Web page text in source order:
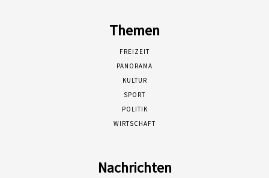
Themen
FREIZEIT
PANORAMA
KULTUR
SPORT
POLITIK
WIRTSCHAFT
Nachrichten